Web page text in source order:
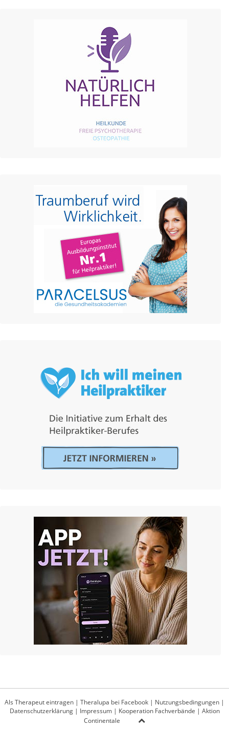
Als Therapeut eintragen | Theralupa bei Facebook | Nutzungsbedingungen |
Datenschutzerklärung| Impressum| Kooperation Fachverbände | Aktion
Continentale